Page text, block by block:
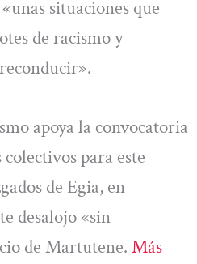
situaciones que
de racismo y
apoya la convocatoria
para este
de Egia, en
desalojo «sin
de Martutene. Más